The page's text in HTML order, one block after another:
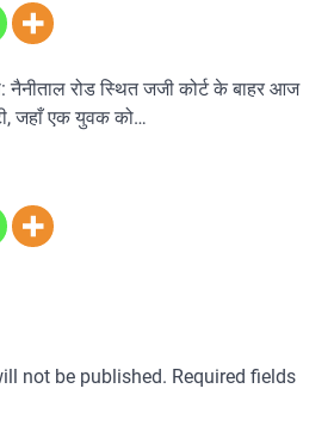
नैनीताल रोड स्थित जजी कोर्ट के बाहर आज
जहाँ एक युवक को…
not be published. Required fields